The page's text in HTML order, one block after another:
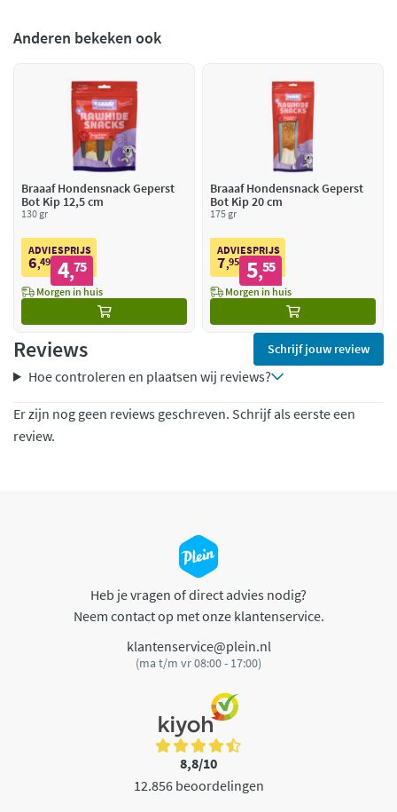
Anderen bekeken ook
Braaaf Hondensnack Geperst
Bot Kip 12,5 cm
130 gr
ADVIESPRIJS
6,49 4,75
Morgen in huis
Braaaf Hondensnack Geperst
Bot Kip 20 cm
175 gr
ADVIESPRIJS
7,95 5,55
Morgen in huis
Reviews Schrijf jouw review
Hoe controleren en plaatsen wij reviews?
Er zijn nog geen reviews geschreven. Schrijf als eerste een
review.
Heb je vragen of direct advies nodig?
Neem contact op met onze klantenservice.
klantenservice@plein.nl
(ma t/m vr 08:00 - 17:00)
8,8/10
12.856 beoordelingen